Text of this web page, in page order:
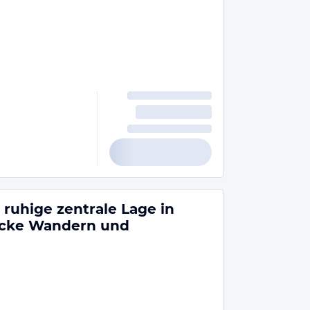
zentrale Lage in
Wandern und